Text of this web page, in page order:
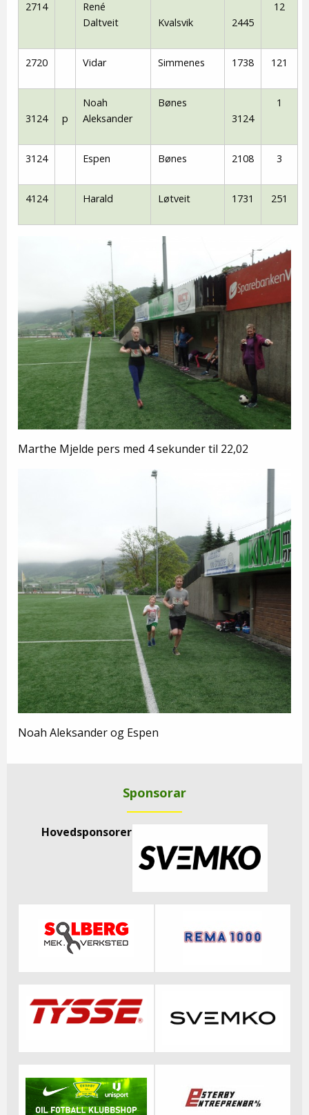
2714
René
Daltveit
Kvalsvik 2445
12
2720 Vidar Simmenes 1738 121
3124 p
Noah
Aleksander
Bønes
3124
1
3124 Espen Bønes 2108 3
4124 Harald Løtveit 1731 251
Marthe Mjelde pers med 4 sekunder til 22,02
Noah Aleksander og Espen
Sponsorar
Hovedsponsorer